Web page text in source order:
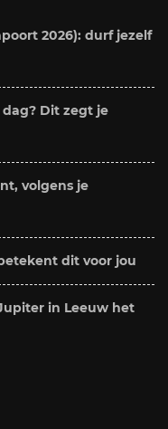
2026): durf jezelf
Dit zegt je
volgens je
dit voor jou
in Leeuw het